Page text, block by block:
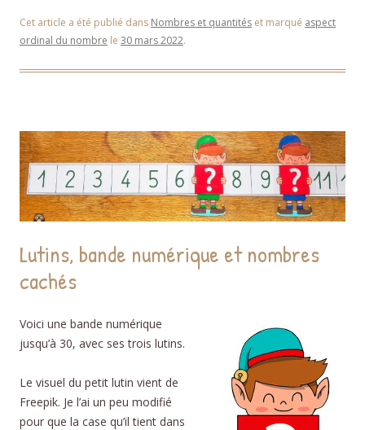
Cet article a été publié dans Nombres et quantités et marqué aspect
ordinal du nombre le 30 mars 2022.
Lutins, bande numérique et nombres
cachés
Voici une bande numérique
jusqu’à 30, avec ses trois lutins.
Le visuel du petit lutin vient de
Freepik. Je l’ai un peu modifié
pour que la case qu’il tient dans